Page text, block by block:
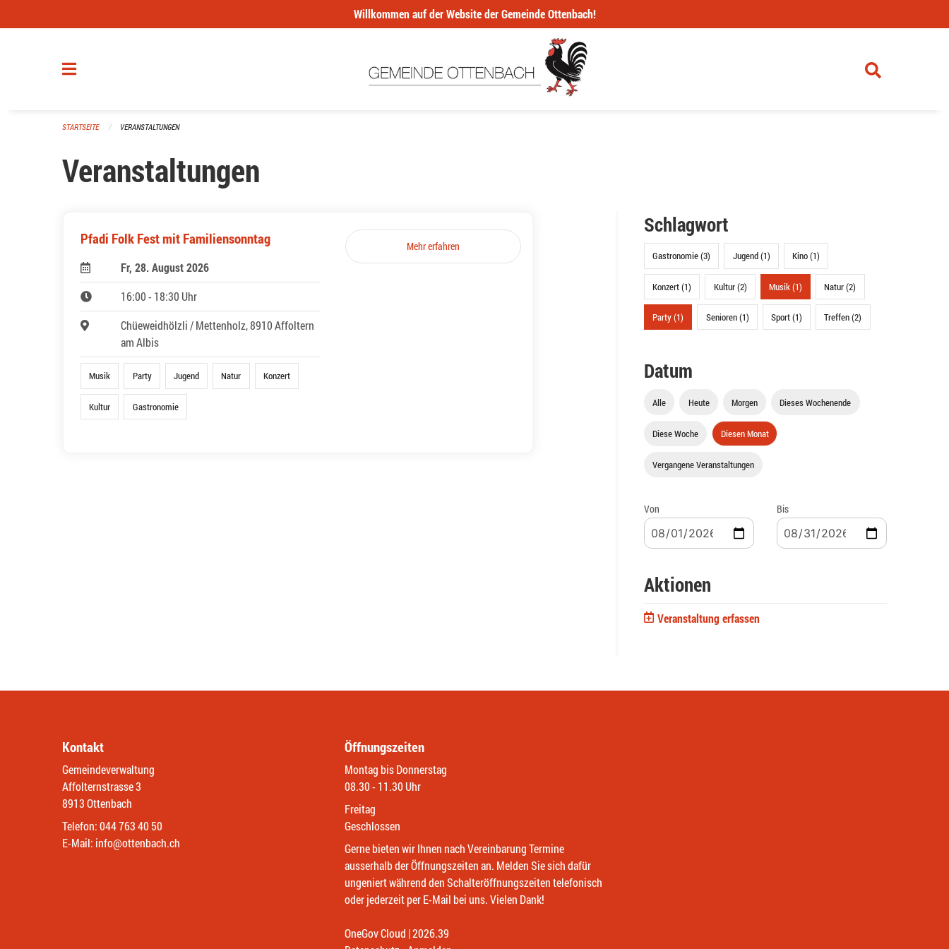
Willkommen auf der Website der Gemeinde Ottenbach!
STARTSEITE VERANSTALTUNGEN
Veranstaltungen
Pfadi Folk Fest mit Familiensonntag
Fr, 28. August 2026
16:00 - 18:30 Uhr
Chüeweidhölzli / Mettenholz, 8910 Affoltern
am Albis
Musik Party Jugend Natur Konzert
Kultur Gastronomie
Mehr erfahren
Schlagwort
Gastronomie (3) Jugend (1) Kino (1)
Konzert (1) Kultur (2) Musik (1) Natur (2)
Party (1) Senioren (1) Sport (1) Treffen (2)
Datum
Alle Heute Morgen Dieses Wochenende
Diese Woche Diesen Monat
Vergangene Veranstaltungen
Von Bis
Aktionen
Veranstaltung erfassen
Kontakt
Gemeindeverwaltung
Affolternstrasse 3
8913 Ottenbach
Telefon:044 763 40 50
E-Mail: info@ottenbach.ch
Öffnungszeiten
Montag bis Donnerstag
08.30 - 11.30 Uhr
Freitag
Geschlossen
Gerne bieten wir Ihnen nach Vereinbarung Termine
ausserhalb der Öffnungszeiten an. Melden Sie sich dafür
ungeniert während den Schalteröffnungszeiten telefonisch
oder jederzeit per E-Mail bei uns. Vielen Dank!
OneGov Cloud (External Link)
|2026.39